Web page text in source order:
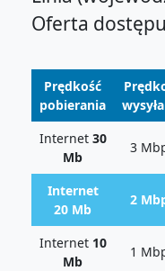
Oferta
Prędkość
pobierania
Internet 30
Mb
3
Internet
20 Mb
2
Internet 10
Mb
1